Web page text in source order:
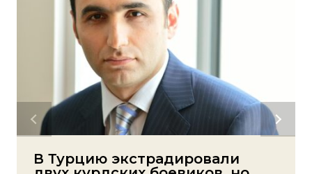
В Турцию экстрадировали